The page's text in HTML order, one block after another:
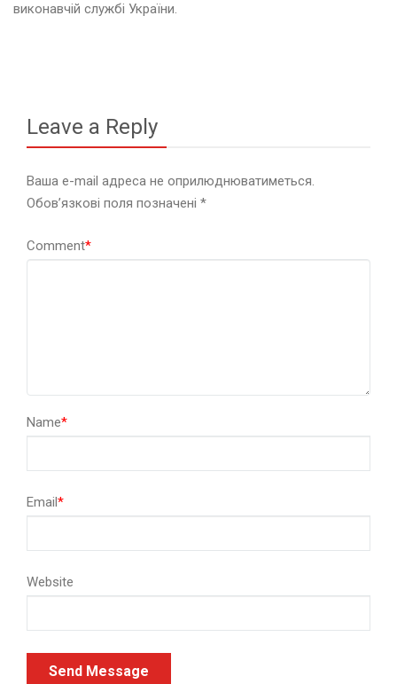
виконавчій службі України.
Leave a Reply
Ваша e-mail адреса не оприлюднюватиметься.
Обов’язкові поля позначені *
Comment*
Name*
Email *
Website